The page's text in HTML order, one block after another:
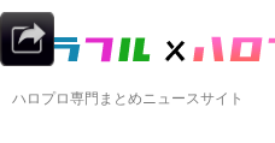
ハロプロ専門まとめニュースサイト